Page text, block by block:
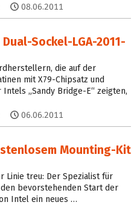
08.06.2011
Sockel-LGA-2011-
die auf der
mit X79-Chipsatz und
Intels „Sandy Bridge-E“ zeigten,
06.06.2011
Mounting-Kit
Linie treu: Der Spezialist für
bevorstehenden Start der
Intel ein neues …